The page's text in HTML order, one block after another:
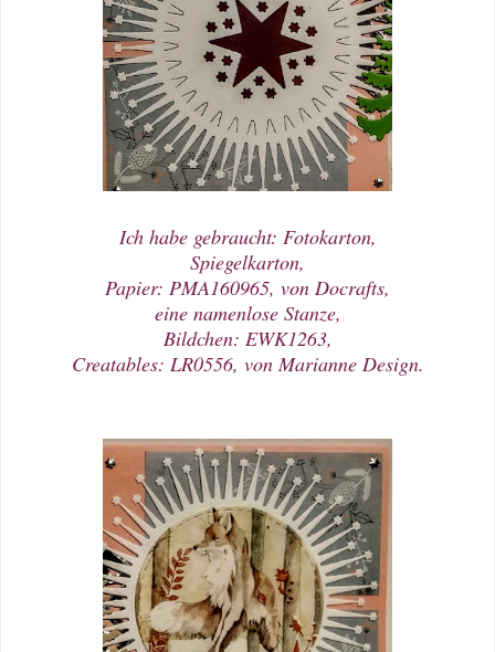
Ich habe gebraucht: Fotokarton,
Spiegelkarton,
Papier: PMA160965, von Docrafts,
eine namenlose Stanze,
Bildchen: EWK1263,
Creatables: LR0556, von Marianne Design.